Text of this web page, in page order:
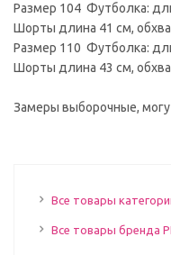
Размер 104 Футболка:
Шорты длина 41 см,
Размер 110 Футболка:
Шорты длина 43 см,
Замеры выборочные,
Все товары
Все товары бренда